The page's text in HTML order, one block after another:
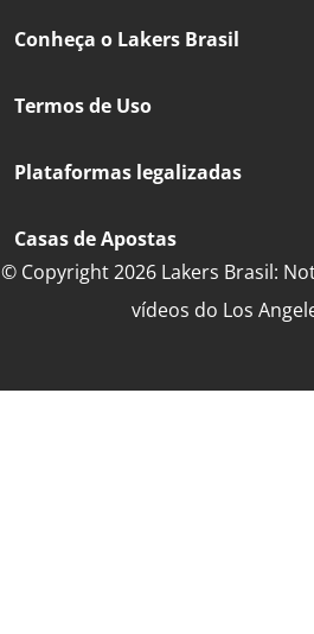
Conheça o Lakers Brasil
Termos de Uso
Plataformas legalizadas
Casas de Apostas
© Copyright 2026 Lakers Brasil:
vídeos do Los